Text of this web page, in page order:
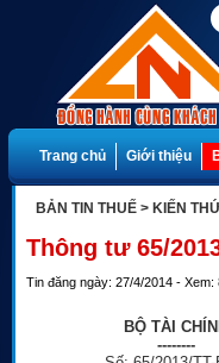
Trang chủ Giới thiệu
BẢN TIN THUẾ > KIẾN
Thông tư 65/
Tin đăng ngày: 27/4/2014 - Xem:
BỘ TÀI
--------